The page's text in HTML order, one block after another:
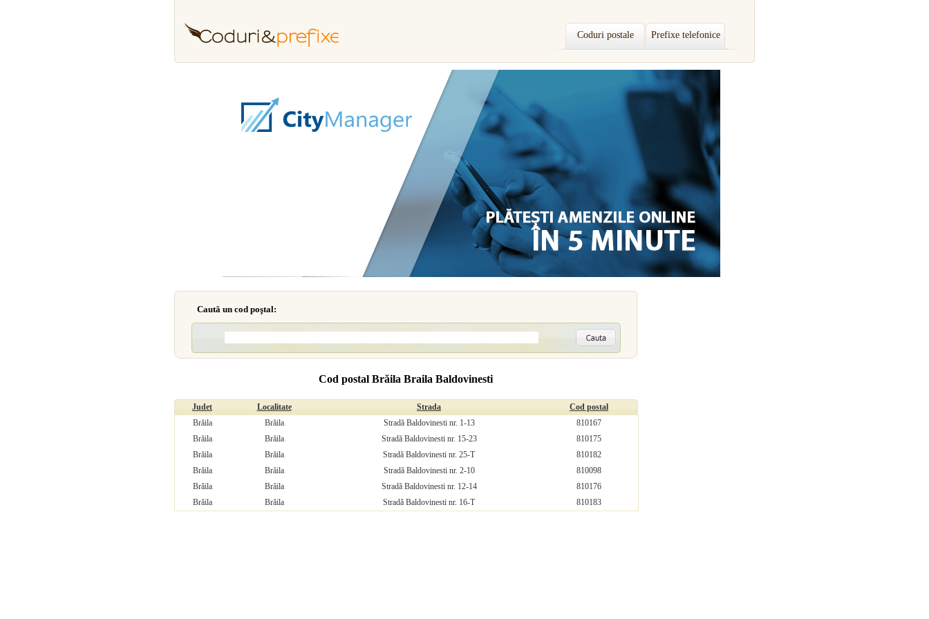
Coduri postale Prefixe telefonice
Caută un cod poştal:
Cod postal Brăila Braila Baldovinesti
Judet Localitate Strada
Cod postal
Brăila
Brăila Stradă Baldovinesti nr. 1-13
810167
Brăila
Brăila Stradă Baldovinesti nr. 15-23
810175
Brăila
Brăila Stradă Baldovinesti nr. 25-T
810182
Brăila
Brăila Stradă Baldovinesti nr. 2-10
810098
Brăila
Brăila Stradă Baldovinesti nr. 12-14
810176
Brăila
Brăila Stradă Baldovinesti nr. 16-T 810183